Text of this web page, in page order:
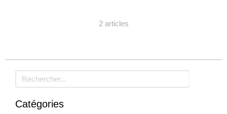
2 articles
Rechercher
Catégories